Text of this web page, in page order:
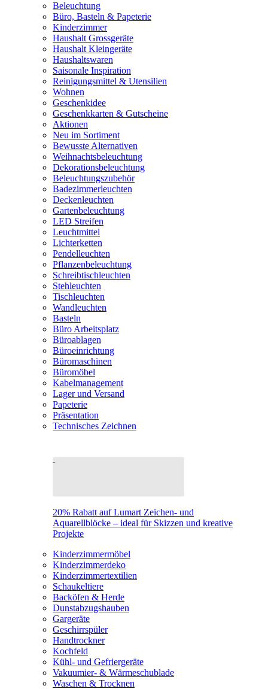
Beleuchtung
Büro, Basteln & Papeterie
Kinderzimmer
Haushalt Grossgeräte
Haushalt Kleingeräte
Haushaltswaren
Saisonale Inspiration
Reinigungsmittel & Utensilien
Wohnen
Geschenkidee
Geschenkkarten & Gutscheine
Aktionen
Neu im Sortiment
Bewusste Alternativen
Weihnachtsbeleuchtung
Dekorationsbeleuchtung
Beleuchtungszubehör
Badezimmerleuchten
Deckenleuchten
Gartenbeleuchtung
LED Streifen
Leuchtmittel
Lichterketten
Pendelleuchten
Pflanzenbeleuchtung
Schreibtischleuchten
Stehleuchten
Tischleuchten
Wandleuchten
Basteln
Büro Arbeitsplatz
Büroablagen
Büroeinrichtung
Büromaschinen
Büromöbel
Kabelmanagement
Lager und Versand
Papeterie
Präsentation
Technisches Zeichnen
20% Rabatt auf Lumart Zeichen- und
Aquarellblöcke – ideal für Skizzen und kreative
Projekte
Kinderzimmermöbel
Kinderzimmerdeko
Kinderzimmertextilien
Schaukeltiere
Backöfen & Herde
Dunstabzugshauben
Gargeräte
Geschirrspüler
Handtrockner
Kochfeld
Kühl- und Gefriergeräte
Vakuumier- & Wärmeschublade
Waschen & Trocknen